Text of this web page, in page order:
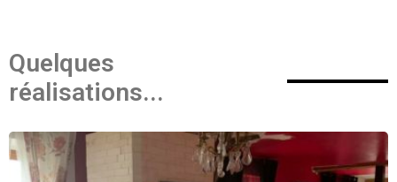
Quelques
réalisations...